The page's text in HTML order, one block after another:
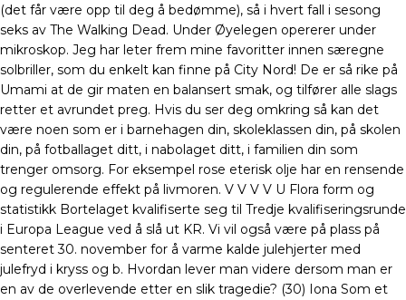
(det får være opp til deg å bedømme), så i hvert fall i sesong
seks av The Walking Dead. Under Øyelegen opererer under
mikroskop. Jeg har leter frem mine favoritter innen særegne
solbriller, som du enkelt kan finne på City Nord! De er så rike på
Umami at de gir maten en balansert smak, og tilfører alle slags
retter et avrundet preg. Hvis du ser deg omkring så kan det
være noen som er i barnehagen din, skoleklassen din, på skolen
din, på fotballaget ditt, i nabolaget ditt, i familien din som
trenger omsorg. For eksempel rose eterisk olje har en rensende
og regulerende effekt på livmoren. V V V V U Flora form og
statistikk Bortelaget kvalifiserte seg til Tredje kvalifiseringsrunde
i Europa League ved å slå ut KR. Vi vil også være på plass på
senteret 30. november for å varme kalde julehjerter med
julefryd i kryss og b. Hvordan lever man videre dersom man er
en av de overlevende etter en slik tragedie? (30) Iona Som et